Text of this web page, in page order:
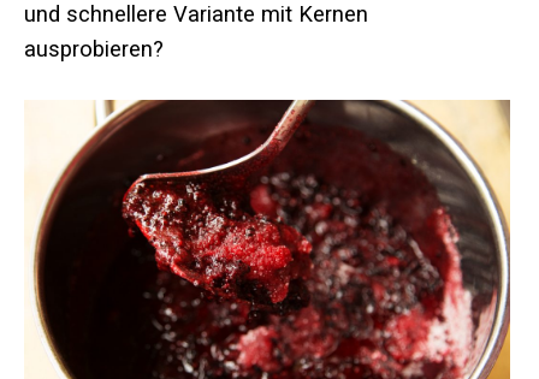
und schnellere Variante mit Kernen
ausprobieren?